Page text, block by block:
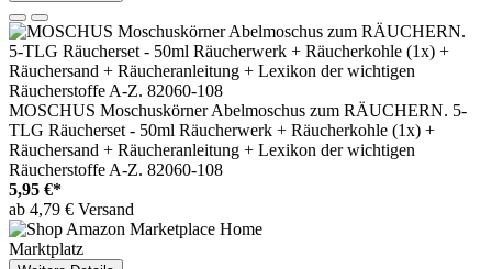
MOSCHUS Moschuskörner Abelmoschus zum RÄUCHERN. 5-
TLG Räucherset - 50ml Räucherwerk + Räucherkohle (1x) +
Räuchersand + Räucheranleitung + Lexikon der wichtigen
Räucherstoffe A-Z. 82060-108
5,95 €*
ab 4,79 € Versand
Marktplatz